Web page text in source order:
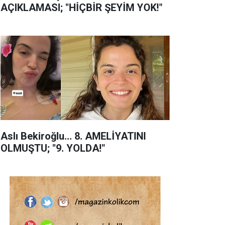
AÇIKLAMASI; "HİÇBİR ŞEYİM YOK!"
Aslı Bekiroğlu... 8. AMELİYATINI
OLMUŞTU; "9. YOLDA!"